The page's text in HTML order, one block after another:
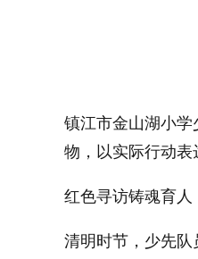
镇江市金山湖小
物，以实际行动表
红色寻访铸魂育人
清明时节，少先